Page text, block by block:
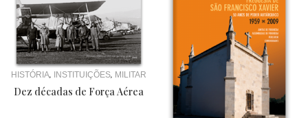
HISTÓRIA, INSTITUIÇÕES, MILITAR
Dez décadas de Força Aérea